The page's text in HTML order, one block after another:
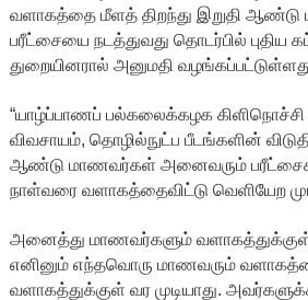
வளாகத்தை மீளத் திறந்து இறுதி
பரீட்சையை நடத்துவது தொடர்பில் புதிய
துறையினரால் அனுமதி
“யாழ்ப்பாணப் பல்கலைக்கழக
விவசாயம், தொழில்நுட்ப பீடங்களின்
ஆண்டு மாணவர்கள் அனைவரும்
நாள்வரை வளாகத்தைவிட்டு வெளியேற
அனைத்து மாணவர்களும் வளாகத்துக்குள்
எனினும் எந்தவொரு மாணவரும்
வளாகத்துக்குள் வர முடியாது.